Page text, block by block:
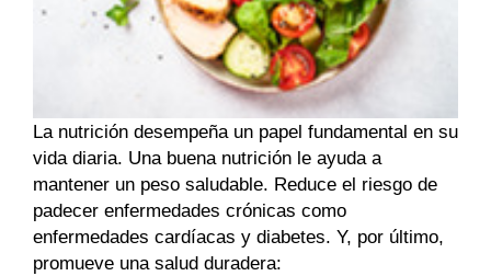
La nutrición desempeña un papel fundamental en su
vida diaria. Una buena nutrición le ayuda a
mantener un peso saludable. Reduce el riesgo de
padecer enfermedades crónicas como
enfermedades cardíacas y diabetes. Y, por último,
promueve una salud duradera: